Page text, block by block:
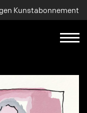
Kunstabonnement